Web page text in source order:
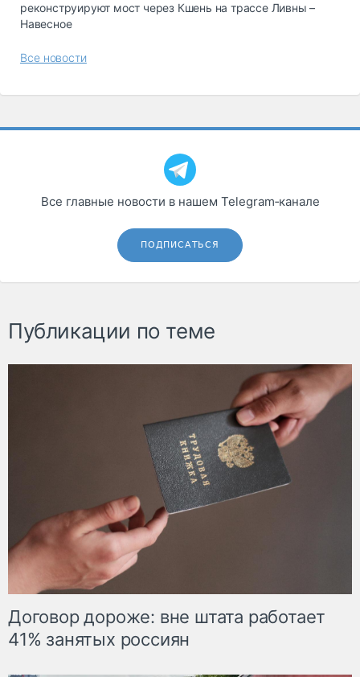
реконструируют мост через Кшень на трассе Ливны –
Навесное
Все новости
Все главные новости в нашем Telegram‑канале
ПОДПИСАТЬСЯ
Публикации по теме
Договор дороже: вне штата работает
41% занятых россиян